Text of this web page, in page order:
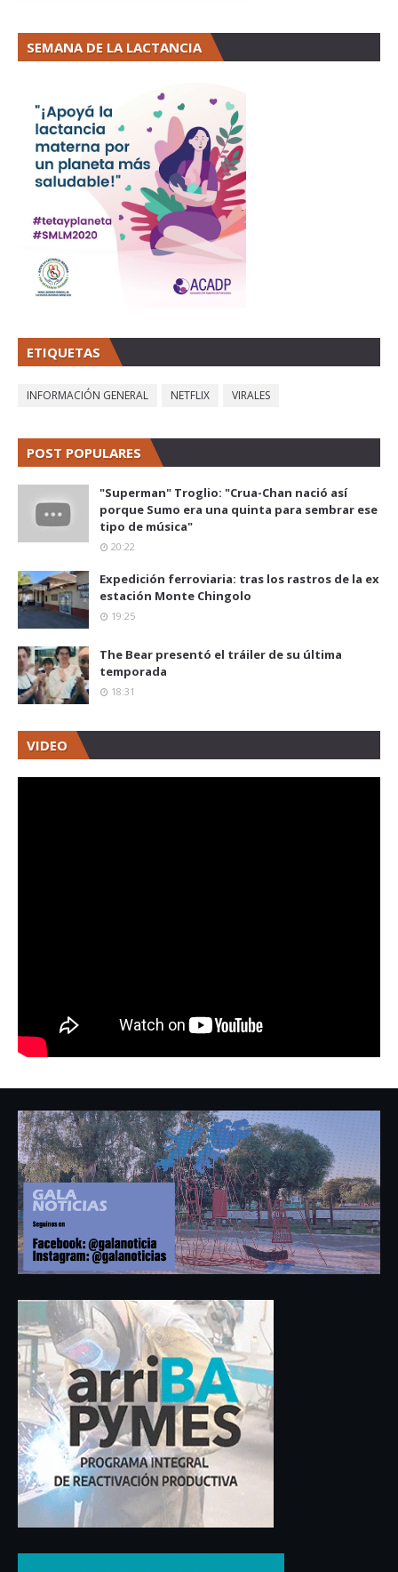
SEMANA DE LA LACTANCIA
ETIQUETAS
INFORMACIÓN GENERAL NETFLIX VIRALES
POST POPULARES
"Superman" Troglio: "Crua-Chan nació así
porque Sumo era una quinta para sembrar ese
tipo de música"
20:22
Expedición ferroviaria: tras los rastros de la ex
estación Monte Chingolo
19:25
The Bear presentó el tráiler de su última
temporada
18:31
VIDEO